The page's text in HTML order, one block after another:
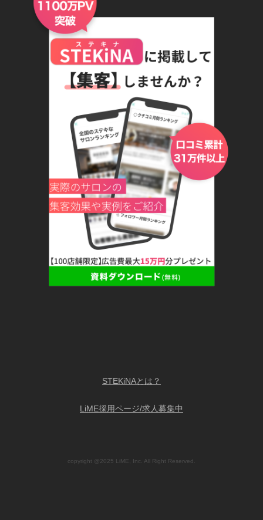
STEKiNAとは？
LiME採用ページ/求人募集中
copyright @2025 LiME, Inc. All Right Reserved.